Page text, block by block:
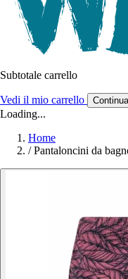
Subtotale carrello
Vedi il mio carrello
Loading...
Home
/ Pantaloncini da